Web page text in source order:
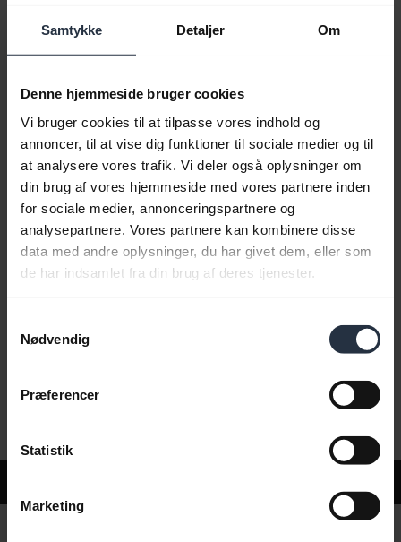
Samtykke Detaljer Om
Denne hjemmeside bruger cookies
Vi bruger cookies til at tilpasse vores indhold og
annoncer, til at vise dig funktioner til sociale medier og til
at analysere vores trafik. Vi deler også oplysninger om
din brug af vores hjemmeside med vores partnere inden
for sociale medier, annonceringspartnere og
analysepartnere. Vores partnere kan kombinere disse
data med andre oplysninger, du har givet dem, eller som
de har indsamlet fra din brug af deres tjenester.
Nødvendig
Præferencer
Statistik
Marketing
Bluetooth parringsguide
Ofte stillede spørgsmål
Produktdokumenter